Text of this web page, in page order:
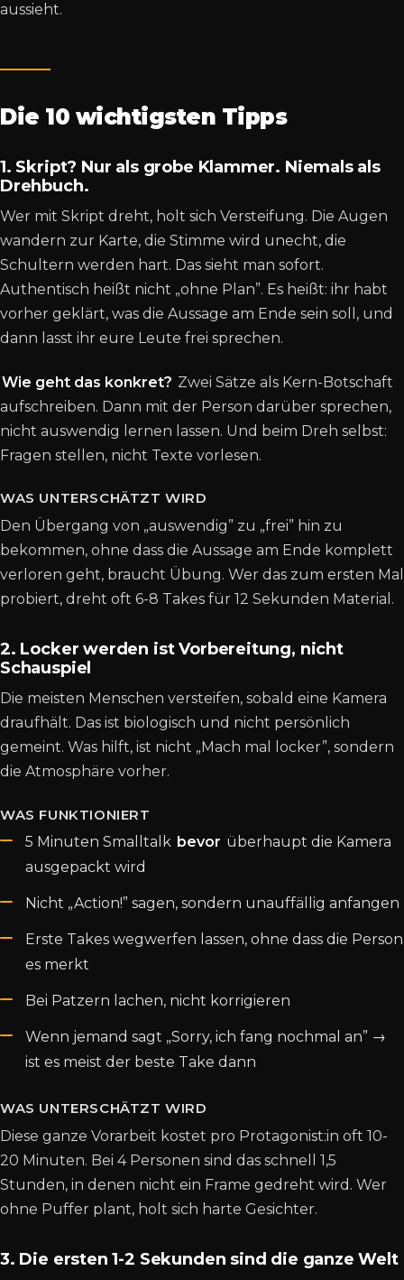
aussieht.
Die 10 wichtigsten Tipps
1. Skript? Nur als grobe Klammer. Niemals als
Drehbuch.
Wer mit Skript dreht, holt sich Versteifung. Die Augen
wandern zur Karte, die Stimme wird unecht, die
Schultern werden hart. Das sieht man sofort.
Authentisch heißt nicht „ohne Plan”. Es heißt: ihr habt
vorher geklärt, was die Aussage am Ende sein soll, und
dann lasst ihr eure Leute frei sprechen.
Wie geht das konkret? Zwei Sätze als Kern-Botschaft
aufschreiben. Dann mit der Person darüber sprechen,
nicht auswendig lernen lassen. Und beim Dreh selbst:
Fragen stellen, nicht Texte vorlesen.
WAS UNTERSCHÄTZT WIRD
Den Übergang von „auswendig” zu „frei” hin zu
bekommen, ohne dass die Aussage am Ende komplett
verloren geht, braucht Übung. Wer das zum ersten Mal
probiert, dreht oft 6-8 Takes für 12 Sekunden Material.
2. Locker werden ist Vorbereitung, nicht
Schauspiel
Die meisten Menschen versteifen, sobald eine Kamera
draufhält. Das ist biologisch und nicht persönlich
gemeint. Was hilft, ist nicht „Mach mal locker”, sondern
die Atmosphäre vorher.
WAS FUNKTIONIERT
5 Minuten Smalltalk bevor überhaupt die Kamera
ausgepackt wird
Nicht „Action!” sagen, sondern unauffällig anfangen
Erste Takes wegwerfen lassen, ohne dass die Person
es merkt
Bei Patzern lachen, nicht korrigieren
Wenn jemand sagt „Sorry, ich fang nochmal an” →
ist es meist der beste Take dann
WAS UNTERSCHÄTZT WIRD
Diese ganze Vorarbeit kostet pro Protagonist:in oft 10-
20 Minuten. Bei 4 Personen sind das schnell 1,5
Stunden, in denen nicht ein Frame gedreht wird. Wer
ohne Puffer plant, holt sich harte Gesichter.
3. Die ersten 1-2 Sekunden sind die ganze Welt